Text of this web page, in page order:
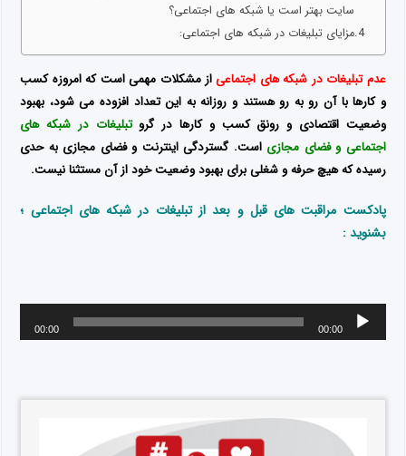
سایت بهتر است یا شبکه های اجتماعی؟
مزایای تبلیغات در شبکه های اجتماعی:
عدم تبلیغات در شبکه های اجتماعی از مشکلات مهمی است که امروزه کسب
و کارها با آن رو به رو هستند و روزانه به این تعداد افزوده می شود، بهبود
وضعیت اقتصادی و رونق کسب و کارها در گرو تبلیغات در شبکه های
اجتماعی و فضای مجازی است. گستردگی اینترنت و فضای مجازی به حدی
رسیده که هیچ حرفه و شغلی برای بهبود وضعیت خود از آن مستثنا نیست.
پادکست مراقبت های قبل و بعد از تبلیغات در شبکه های اجتماعی ؛
بشنوید :
00:00
00:00